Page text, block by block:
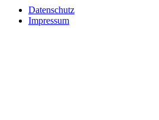
Datenschutz
Impressum